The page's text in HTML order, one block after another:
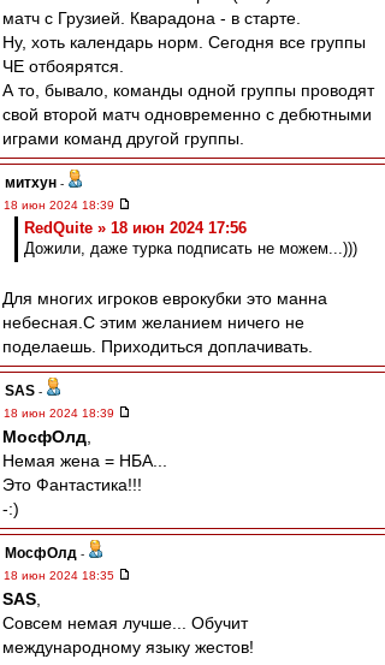
матч с Грузией. Кварадона - в старте.
Ну, хоть календарь норм. Сегодня все группы
ЧЕ отбоярятся.
А то, бывало, команды одной группы проводят
свой второй матч одновременно с дебютными
играми команд другой группы.
митхун -
18 июн 2024 18:39
RedQuite » 18 июн 2024 17:56
Дожили, даже турка подписать не можем...)))
Для многих игроков еврокубки это манна
небесная.С этим желанием ничего не
поделаешь. Приходиться доплачивать.
SAS -
18 июн 2024 18:39
МосфОлд
Немая жена = НБА...
Это Фантастика!!!
-:)
МосфОлд -
18 июн 2024 18:35
SAS
Совсем немая лучше... Обучит
международному языку жестов!